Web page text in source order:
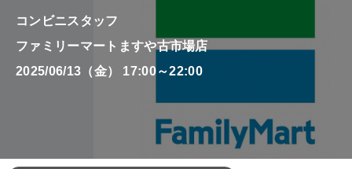
コンビニスタッフ
ファミリーマートますや古市場店
2025/06/13（金） 17:00～22:00